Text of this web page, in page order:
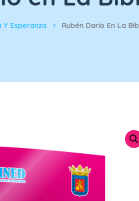
Y Esperanza Rubén Darío En La